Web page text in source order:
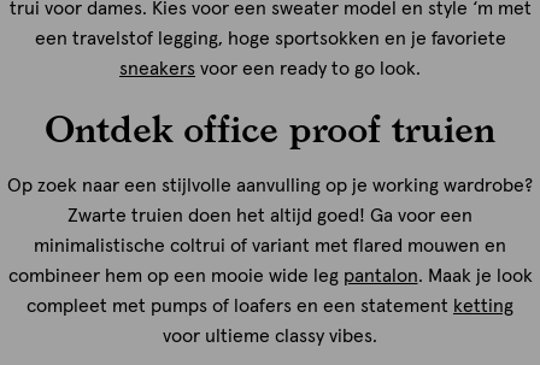
trui voor dames. Kies voor een sweater model en style ‘m met
een travelstof legging, hoge sportsokken en je favoriete
sneakers voor een ready to go look.
Ontdek office proof truien
Op zoek naar een stijlvolle aanvulling op je working wardrobe?
Zwarte truien doen het altijd goed! Ga voor een
minimalistische coltrui of variant met flared mouwen en
combineer hem op een mooie wide leg pantalon. Maak je look
compleet met pumps of loafers en een statement ketting
voor ultieme classy vibes.